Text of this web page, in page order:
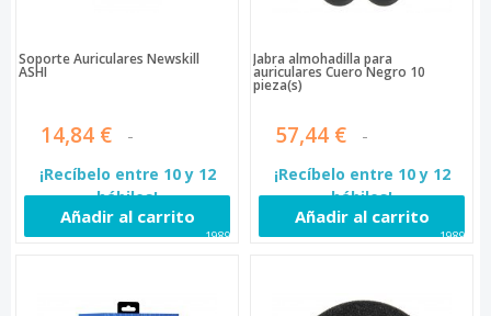
Soporte Auriculares Newskill
ASHI
14,84 €
¡Recíbelo entre 10 y 12
hábiles!
Añadir al carrito
19897
Jabra almohadilla para
auriculares Cuero Negro 10
pieza(s)
57,44 €
¡Recíbelo entre 10 y 12
hábiles!
Añadir al carrito
19898